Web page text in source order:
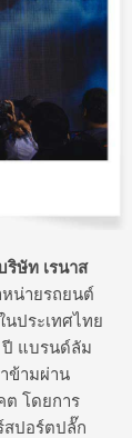
ริษัท เรนาส
น่ายรถยนต์
นประเทศไทย
ปี แบรนด์ลัม
ข้ามผ่าน
โดยการ
สปอร์ตปลั๊ก